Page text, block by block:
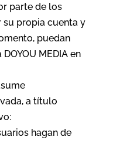
parte de los
su propia cuenta y
puedan
MEDIA en
a título
hagan de